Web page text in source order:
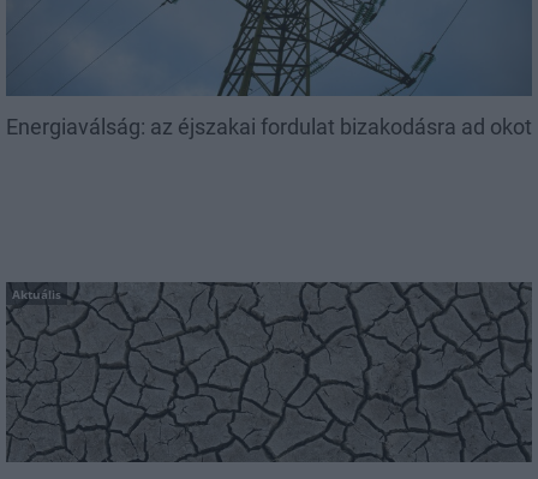
Energiaválság: az éjszakai fordulat bizakodásra ad okot
Aktuális